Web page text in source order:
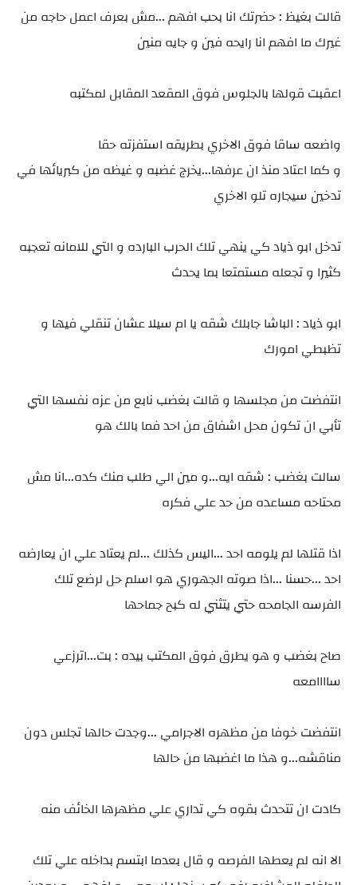
قالت بغيظ : حضرتك انا بحب افهم ...مش بعرف اعمل حاجه من
غيرك ما افهم انا رايحه فين و جايه منين
اعقبت قولها بالجلوس فوق المقعد المقابل لمكتبه
واضعه ساقا فوق الاخري بطريقه استفزته حقا
و كما اعتاد منذ ان عرفها...يخرج غضبه و غيظه من كبريائها في
تدخين سيجاره تلو الاخري
تدخل ابو ذياد كي ينهي تلك الحرب البارده و التي للامانه تعجبه
كثيرا و تجعله مستمتعا بما يحدث
ابو ذياد : الباشا جابلك شقه يا ام سيلا عشان تنقلي فيها و
تظبطي امورك
انتفضت من مجلسها و قالت بغضب نابع من عزه نفسها التي
تأبي ان تكون محل اشفاق من احد فما بالك هو
سالت بغضب : شقه ايه...و مين الي طلب منك كده...انا مش
محتاحه مساعده من حد علي فكره
اذا قتلها لم يلومه احد ...اليس كذلك ...لم يعتاد علي ان يعارضه
احد ...حسنا ...اذا صوته الجهوري هو اسلم حل لرضع تلك
الفرسه الجامحه حتي يتثني له كبح جماحها
صاح بغضب و هو يطرق فوق المكتب بيده : بت...اترزعي
ساااامعه
انتفضت خوفا من مظهره الاجرامي ...وجدت حالها تجلس دون
مناقشه...و هذا ما اغضبها من حالها
كادت ان تتحدث بقوه كي تداري علي مظهرها الخائف منه
الا انه لم يعطها الفرصه و قال بعدما ابتسم بداخله علي تلك